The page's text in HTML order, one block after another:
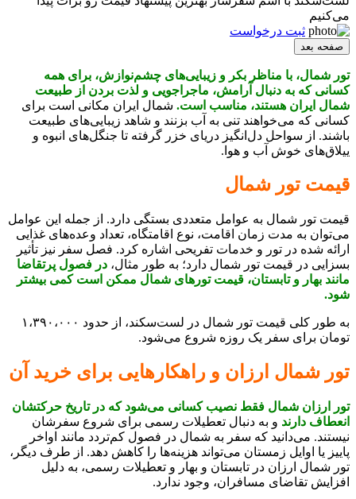
می‌کنیم
ثبت درخواست
صفحه بعد
تور شمال، با مناظر بکر و زیبایی‌های چشم‌نوازش، برای همه
کسانی که به دنبال آرامش، ماجراجویی و لذت بردن از طبیعت
شمال ایران هستند، مناسب است. شمال ایران مکانی است برای
کسانی که می‌خواهند تنی به آب بزنند و شاهد زیبایی‌های طبیعت
باشند. از سواحل دل‌انگیز دریای خزر گرفته تا جنگل‌های انبوه و
ییلاق‌های خوش آب و هوا.
قیمت تور شمال
قیمت تور شمال به عوامل متعددی بستگی دارد. از جمله این عوامل
می‌توان به مدت زمان اقامت، نوع اقامتگاه، تعداد وعده‌های غذایی
ارائه شده در تور و خدمات تفریحی اشاره کرد. فصل سفر نیز تأثیر
بسزایی در قیمت تور شمال دارد؛ به طور مثال، در فصول پرتقاضا
مانند بهار و تابستان، قیمت‌ تورهای شمال ممکن است کمی بیشتر
شود.
به طور کلی قیمت تور شمال در لست‌سکند، از حدود ۱،۳۹۰،۰۰۰
تومان برای سفر یک روزه شروع می‌شود.
تور شمال ارزان و راهکارهایی برای خرید آن
تور ارزان شمال فقط نصیب کسانی می‌شود که در تاریخ حرکتشان
انعطاف دارند و به دنبال تعطیلات رسمی برای شروع سفرشان
نیستند. می‌دانید که سفر به شمال در فصول کم‌تردد مانند اواخر
پاییز یا اوایل زمستان می‌تواند هزینه‌ها را کاهش دهد. از طرف دیگر،
تور شمال ارزان در تابستان و بهار و تعطیلات رسمی، به دلیل
افزایش تقاضای مسافران، وجود ندارد.